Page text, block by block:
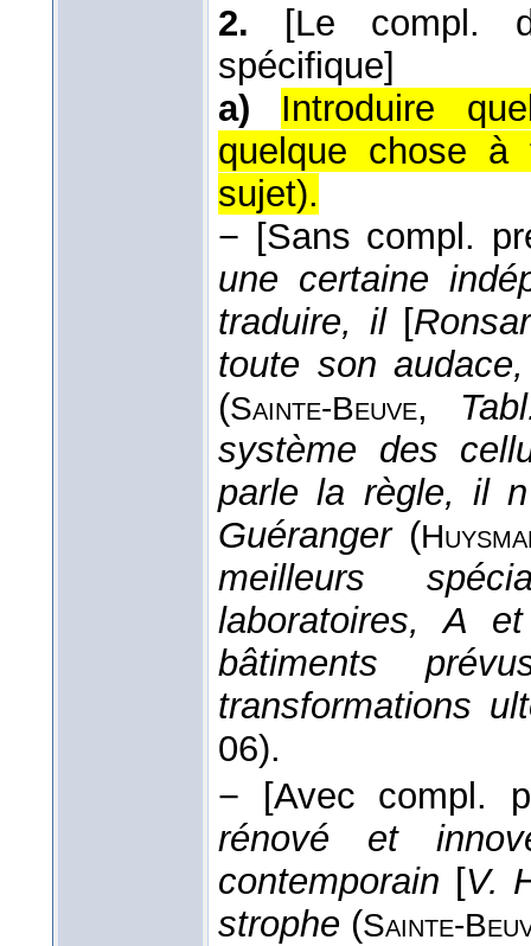
2.
[Le compl.
spécifique]
a)
Introduire
quelque chose
sujet).
− [Sans compl.
une certaine
traduire, il [
toute son
(Sainte-Beuve,
système des
parle la règle, il
Guéranger (
meilleurs
laboratoires, A
bâtiments
transformations
06).
− [Avec compl.
rénové et
contemporain [V.
strophe (Sainte-